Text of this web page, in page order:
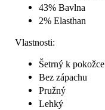
43% Bavlna
2% Elasthan
Vlastnosti:
Šetrný k pokožce
Bez zápachu
Pružný
Lehký